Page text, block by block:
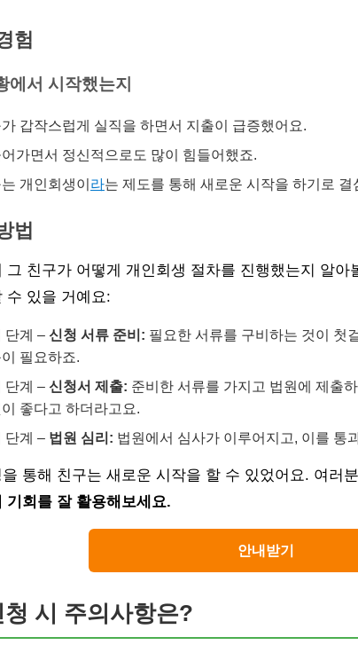
험
에서 시작했는지
갑작스럽게 실직을 하면서 지출이 급증했어요.
가면서 정신적으로도 많이 힘들어했죠.
개인회생이라는 제도를 통해 새로운 시작을 하기로 결
법
그 친구가 어떻게 개인회생 절차를 진행했는지 알
수 있을 거예요:
단계 – 신청 서류 준비: 필요한 서류를 구비하는 것이 첫
필요하죠.
단계 – 신청서 제출: 준비한 서류를 가지고 법원에 제출
좋다고 하더라고요.
단계 – 법원 심리: 법원에서 심사가 이루어지고, 이를 통
통해 친구는 새로운 시작을 할 수 있었어요. 여러
기회를 잘 활용해보세요.
안내받기
청 시 주의사항은?